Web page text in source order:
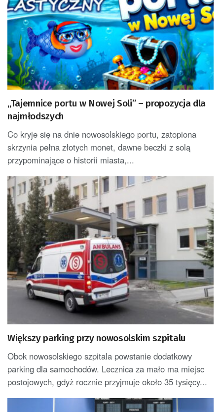
„Tajemnice portu w Nowej Soli” – propozycja dla
najmłodszych
Co kryje się na dnie nowosolskiego portu, zatopiona
skrzynia pełna złotych monet, dawne beczki z solą
przypominające o historii miasta,...
Większy parking przy nowosolskim szpitalu
Obok nowosolskiego szpitala powstanie dodatkowy
parking dla samochodów. Lecznica za mało ma miejsc
postojowych, gdyż rocznie przyjmuje około 35 tysięcy...